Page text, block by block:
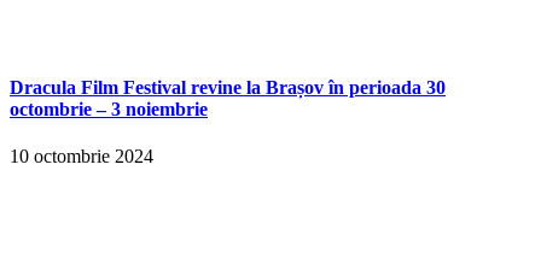
Dracula Film Festival revine la Brașov în perioada 30
octombrie – 3 noiembrie
10 octombrie 2024